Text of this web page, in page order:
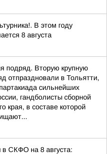
В этом году
8 августа
подряд. Вторую крупную
отпраздновали в Тольятти,
сильнейших
гандболисты сборной
края, в составе которой
в СКФО на 8 августа: